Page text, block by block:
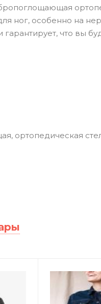
ног, особенно на
что вы
ортопедическая